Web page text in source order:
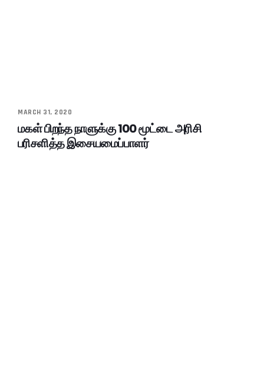
MARCH 31, 2020
மகள் பிறந்த நாளுக்கு 100 மூட்டை அரிசி
பரிசளித்த இசையமைப்பாளர்